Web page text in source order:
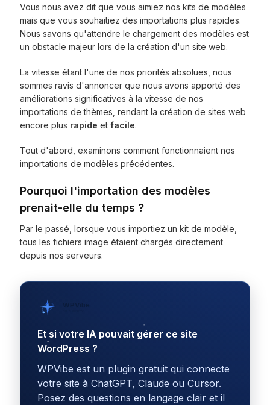
Vous nous avez dit que vous aimiez nos kits de modèles
mais que vous souhaitiez des importations plus rapides.
Nous savons qu'attendre le chargement des modèles est
un obstacle majeur lors de la création d'un site web.
La vitesse étant l'une de nos priorités absolues, nous
sommes ravis d'annoncer que nous avons apporté des
améliorations significatives à la vitesse de nos
importations de thèmes, rendant la création de sites web
encore plus rapide et facile.
Tout d'abord, examinons comment fonctionnaient nos
importations de modèles précédentes.
Pourquoi l'importation des modèles
prenait-elle du temps ?
Par le passé, lorsque vous importiez un kit de modèle,
tous les fichiers image étaient chargés directement
depuis nos serveurs.
WPVibe
Et si votre IA pouvait gérer ce site
WordPress ?
WPVibe est un plugin gratuit qui connecte
votre site à ChatGPT, Claude ou Cursor.
Posez des questions en langage clair et il